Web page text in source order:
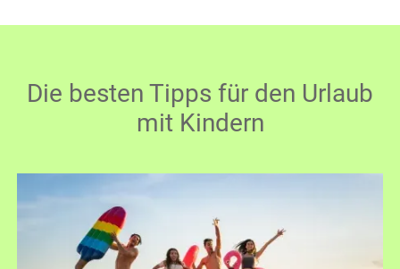
Die besten Tipps für den Urlaub
mit Kindern